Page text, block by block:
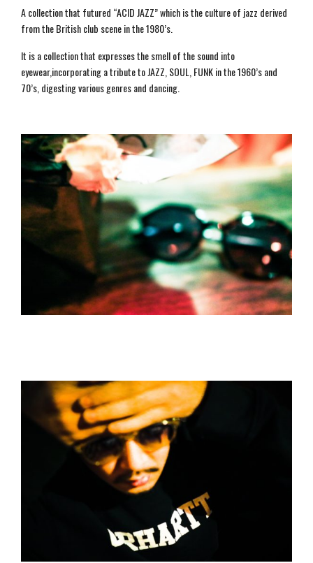
A collection that futured “ACID JAZZ” which is the culture of jazz derived
from the British club scene in the 1980’s.
It is a collection that expresses the smell of the sound into
eyewear,incorporating a tribute to JAZZ, SOUL, FUNK in the 1960’s and
70’s, digesting various genres and dancing.